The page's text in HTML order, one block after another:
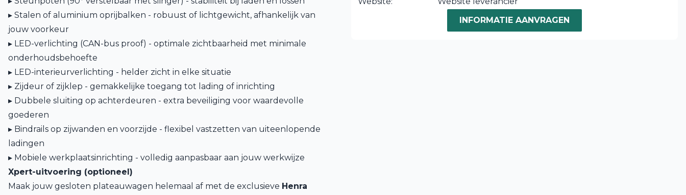
▸ Stalen of aluminium oprijbalken - robuust of lichtgewicht, afhankelijk van
jouw voorkeur
▸ LED-verlichting (CAN-bus proof) - optimale zichtbaarheid met minimale
onderhoudsbehoefte
▸ LED-interieurverlichting - helder zicht in elke situatie
▸ Zijdeur of zijklep - gemakkelijke toegang tot lading of inrichting
▸ Dubbele sluiting op achterdeuren - extra beveiliging voor waardevolle
goederen
▸ Bindrails op zijwanden en voorzijde - flexibel vastzetten van uiteenlopende
ladingen
▸ Mobiele werkplaatsinrichting - volledig aanpasbaar aan jouw werkwijze
Xpert-uitvoering (optioneel)
Maak jouw gesloten plateauwagen helemaal af met de exclusieve Henra
INFORMATIE AANVRAGEN